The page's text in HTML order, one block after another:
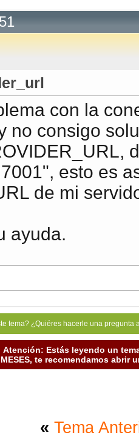
con la
no consigo
esto es
de mi
ayuda.
tema? ¿Quiéres hacerle una
Atención: Estás leyendo un
MESES, te recomendamos abrir
« Tema